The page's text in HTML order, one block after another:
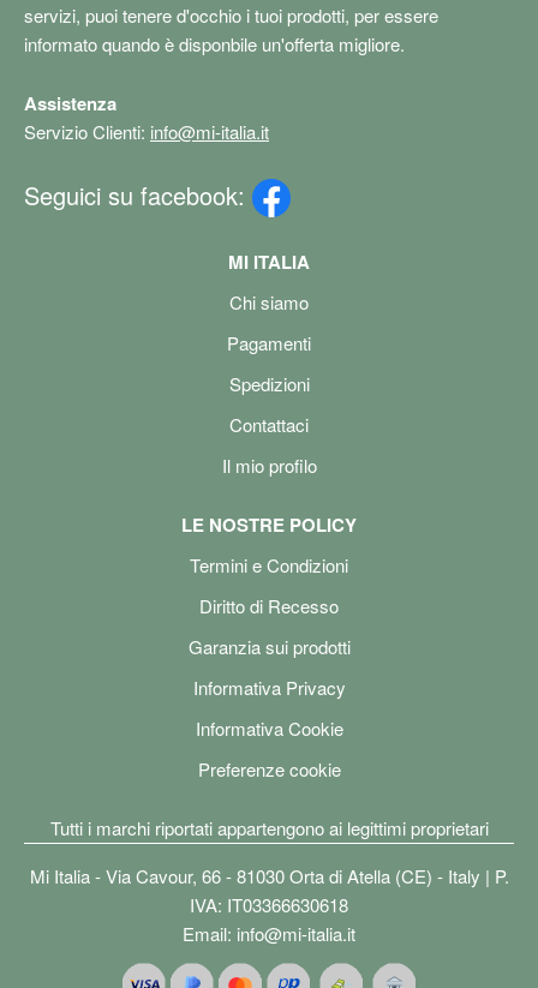
servizi, puoi tenere d'occhio i tuoi prodotti, per essere
informato quando è disponbile un'offerta migliore.
Assistenza
Servizio Clienti: info@mi-italia.it
Seguici su facebook:
MI ITALIA
Chi siamo
Pagamenti
Spedizioni
Contattaci
Il mio profilo
LE NOSTRE POLICY
Termini e Condizioni
Diritto di Recesso
Garanzia sui prodotti
Informativa Privacy
Informativa Cookie
Preferenze cookie
Tutti i marchi riportati appartengono ai legittimi proprietari
Mi Italia - Via Cavour, 66 - 81030 Orta di Atella (CE) - Italy | P.
IVA: IT03366630618
Email: info@mi-italia.it